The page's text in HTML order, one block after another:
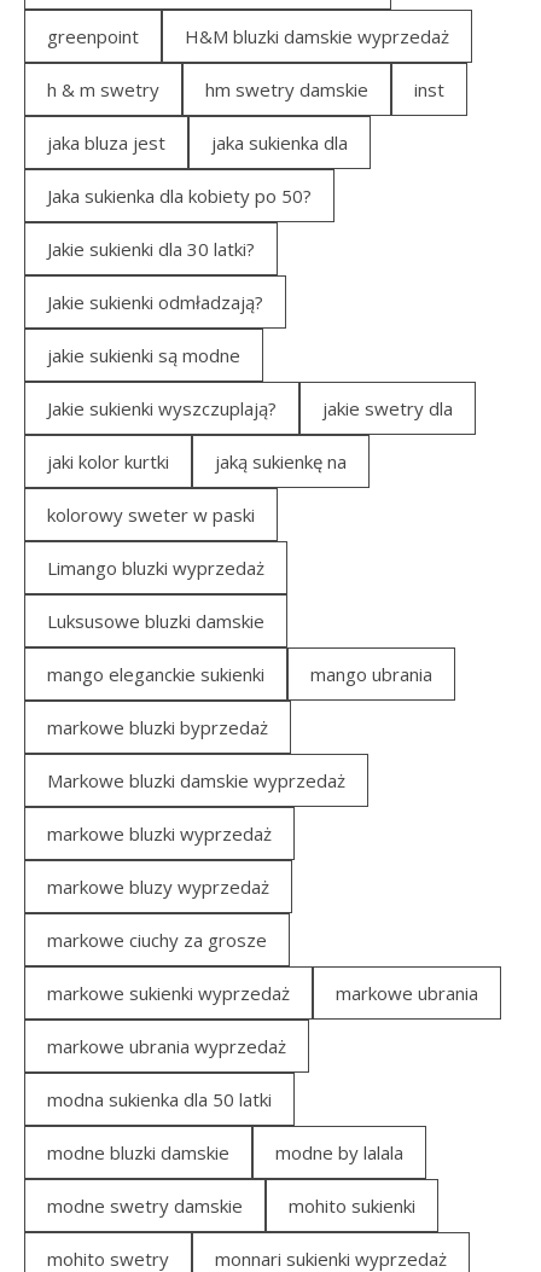
greenpoint H&M bluzki damskie wyprzedaż
h & m swetry hm swetry damskie inst
jaka bluza jest jaka sukienka dla
Jaka sukienka dla kobiety po 50?
Jakie sukienki dla 30 latki?
Jakie sukienki odmładzają?
jakie sukienki są modne
Jakie sukienki wyszczuplają? jakie swetry dla
jaki kolor kurtki jaką sukienkę na
kolorowy sweter w paski
Limango bluzki wyprzedaż
Luksusowe bluzki damskie
mango eleganckie sukienki mango ubrania
markowe bluzki byprzedaż
Markowe bluzki damskie wyprzedaż
markowe bluzki wyprzedaż
markowe bluzy wyprzedaż
markowe ciuchy za grosze
markowe sukienki wyprzedaż markowe ubrania
markowe ubrania wyprzedaż
modna sukienka dla 50 latki
modne bluzki damskie modne by lalala
modne swetry damskie mohito sukienki
mohito swetry monnari sukienki wyprzedaż